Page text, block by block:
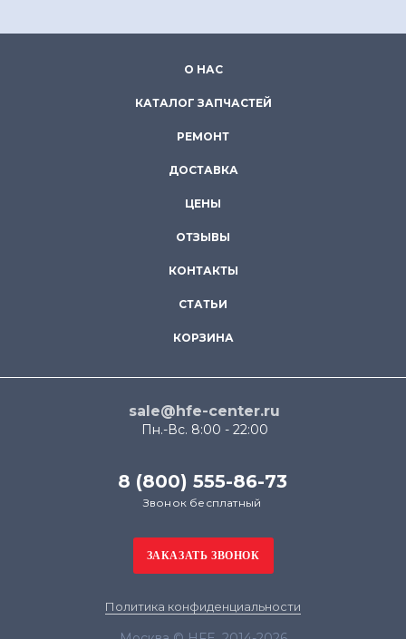
О НАС
КАТАЛОГ ЗАПЧАСТЕЙ
РЕМОНТ
ДОСТАВКА
ЦЕНЫ
ОТЗЫВЫ
КОНТАКТЫ
СТАТЬИ
КОРЗИНА
sale@hfe-center.ru
Пн.-Вс. 8:00 - 22:00
8 (800) 555-86-73
Звонок бесплатный
Политика конфиденциальности